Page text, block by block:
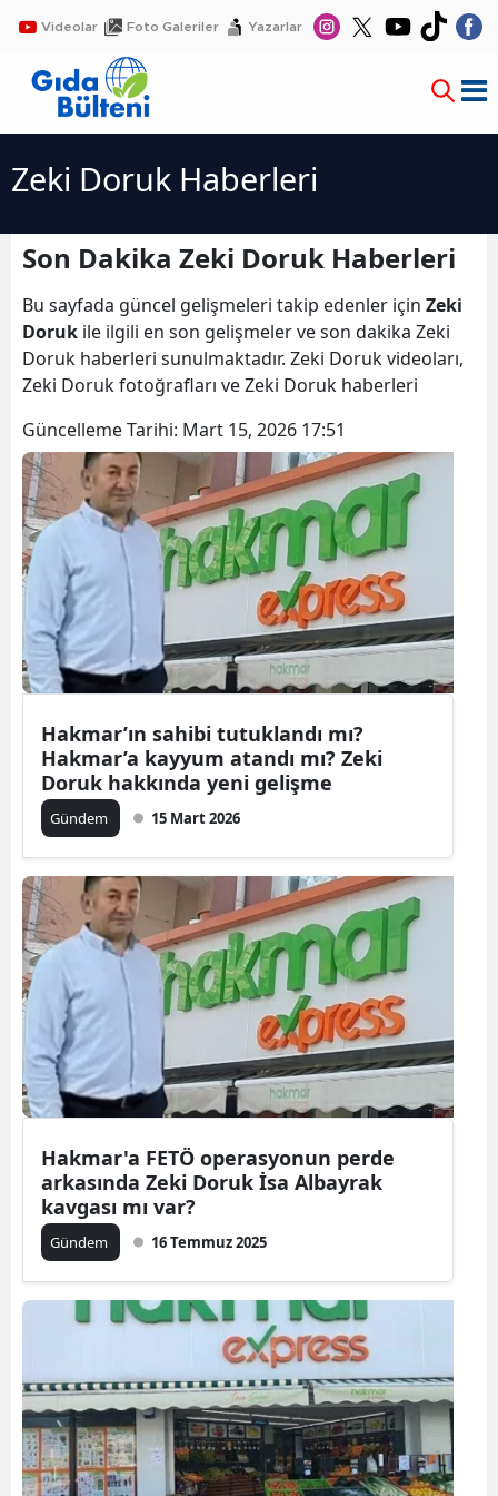
Videolar Foto Galeriler Yazarlar
Zeki Doruk Haberleri
Son Dakika Zeki Doruk Haberleri
Bu sayfada güncel gelişmeleri takip edenler için Zeki
Doruk ile ilgili en son gelişmeler ve son dakika Zeki
Doruk haberleri sunulmaktadır. Zeki Doruk videoları,
Zeki Doruk fotoğrafları ve Zeki Doruk haberleri
Güncelleme Tarihi: Mart 15, 2026 17:51
Hakmar’ın sahibi tutuklandı mı?
Hakmar’a kayyum atandı mı? Zeki
Doruk hakkında yeni gelişme
Gündem 15 Mart 2026
Hakmar'a FETÖ operasyonun perde
arkasında Zeki Doruk İsa Albayrak
kavgası mı var?
Gündem 16 Temmuz 2025